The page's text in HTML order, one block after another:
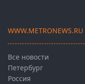
WWW.METRONEWS.RU
Все новости
Петербург
Россия